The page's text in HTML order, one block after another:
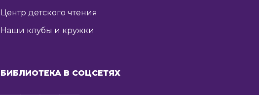
Центр детского чтения
Наши клубы и кружки
БИБЛИОТЕКА В СОЦСЕТЯХ